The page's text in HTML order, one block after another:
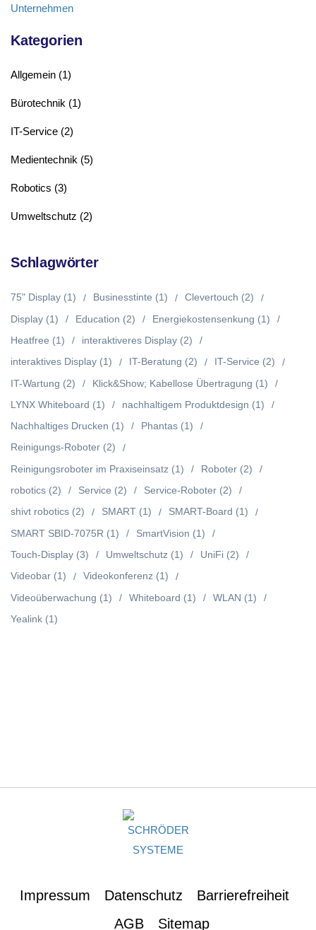
Kategorien
Allgemein (1)
Bürotechnik (1)
IT-Service (2)
Medientechnik (5)
Robotics (3)
Umweltschutz (2)
Schlagwörter
75" Display (1) Businesstinte (1) Clevertouch (2)
Display (1) Education (2) Energiekostensenkung (1)
Heatfree (1) interaktiveres Display (2)
interaktives Display (1) IT-Beratung (2) IT-Service (2)
IT-Wartung (2) Klick&Show; Kabellose Übertragung (1)
LYNX Whiteboard (1) nachhaltigem Produktdesign (1)
Nachhaltiges Drucken (1) Phantas (1)
Reinigungs-Roboter (2)
Reinigungsroboter im Praxiseinsatz (1) Roboter (2)
robotics (2) Service (2) Service-Roboter (2)
shivt robotics (2) SMART (1) SMART-Board (1)
SMART SBID-7075R (1) SmartVision (1)
Touch-Display (3) Umweltschutz (1) UniFi (2)
Videobar (1) Videokonferenz (1)
Videoüberwachung (1) Whiteboard (1) WLAN (1)
Yealink (1)
Impressum Datenschutz
Barrierefreiheit
AGB
Sitemap